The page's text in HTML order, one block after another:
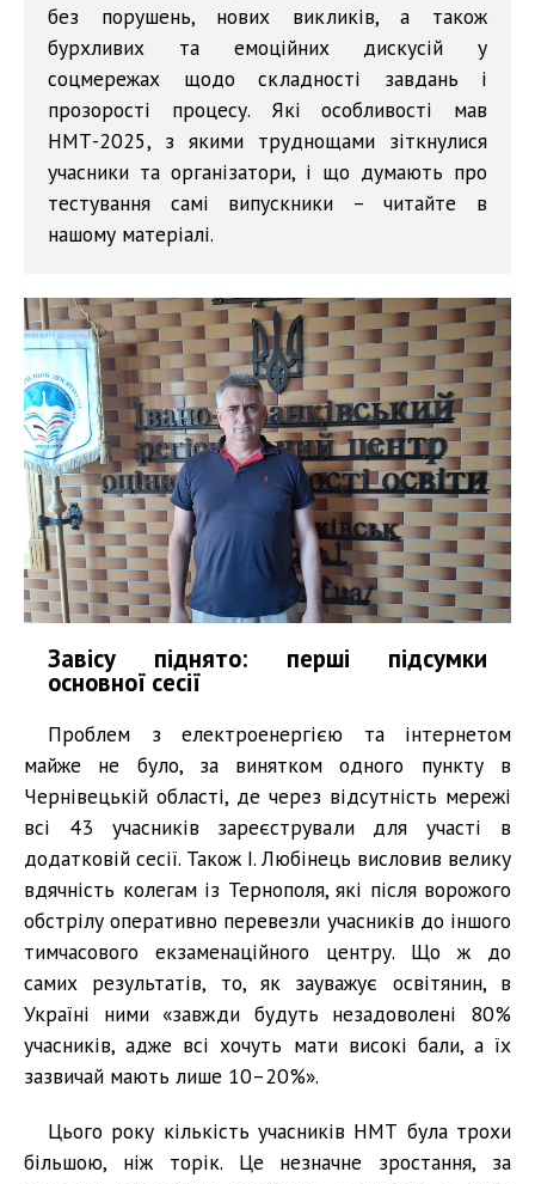
без порушень, нових викликів, а також
бурхливих та емоційних дискусій у
соцмережах щодо складності завдань і
прозорості процесу. Які особливості мав
НМТ-2025, з якими труднощами зіткнулися
учасники та організатори, і що думають про
тестування самі випускники – читайте в
нашому матеріалі.
Завісу піднято: перші підсумки
основної сесії
Проблем з електроенергією та інтернетом
майже не було, за винятком одного пункту в
Чернівецькій області, де через відсутність мережі
всі 43 учасників зареєстрували для участі в
додатковій сесії. Також І. Любінець висловив велику
вдячність колегам із Тернополя, які після ворожого
обстрілу оперативно перевезли учасників до іншого
тимчасового екзаменаційного центру. Що ж до
самих результатів, то, як зауважує освітянин, в
Україні ними «завжди будуть незадоволені 80%
учасників, адже всі хочуть мати високі бали, а їх
зазвичай мають лише 10–20%».
Цього року кількість учасників НМТ була трохи
більшою, ніж торік. Це незначне зростання, за